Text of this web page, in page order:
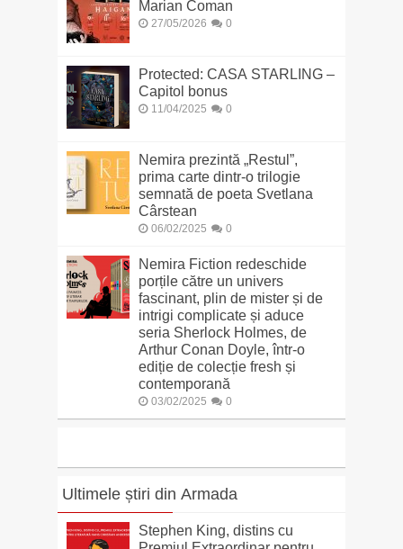
Marian Coman
27/05/2026 0
Protected: CASA STARLING –
Capitol bonus
11/04/2025 0
Nemira prezintă „Restul”,
prima carte dintr-o trilogie
semnată de poeta Svetlana
Cârstean
06/02/2025 0
Nemira Fiction redeschide
porțile către un univers
fascinant, plin de mister și de
intrigi complicate și aduce
seria Sherlock Holmes, de
Arthur Conan Doyle, într-o
ediție de colecție fresh și
contemporană
03/02/2025 0
Ultimele știri din Armada
Stephen King, distins cu